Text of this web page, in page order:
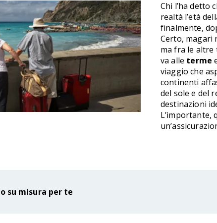
Chi l’ha detto
realtà l’età
finalmente,
Certo, magari
ma fra le altre
va alle terme
viaggio che
continenti
del sole e del
destinazioni
L’importante,
su misura per te